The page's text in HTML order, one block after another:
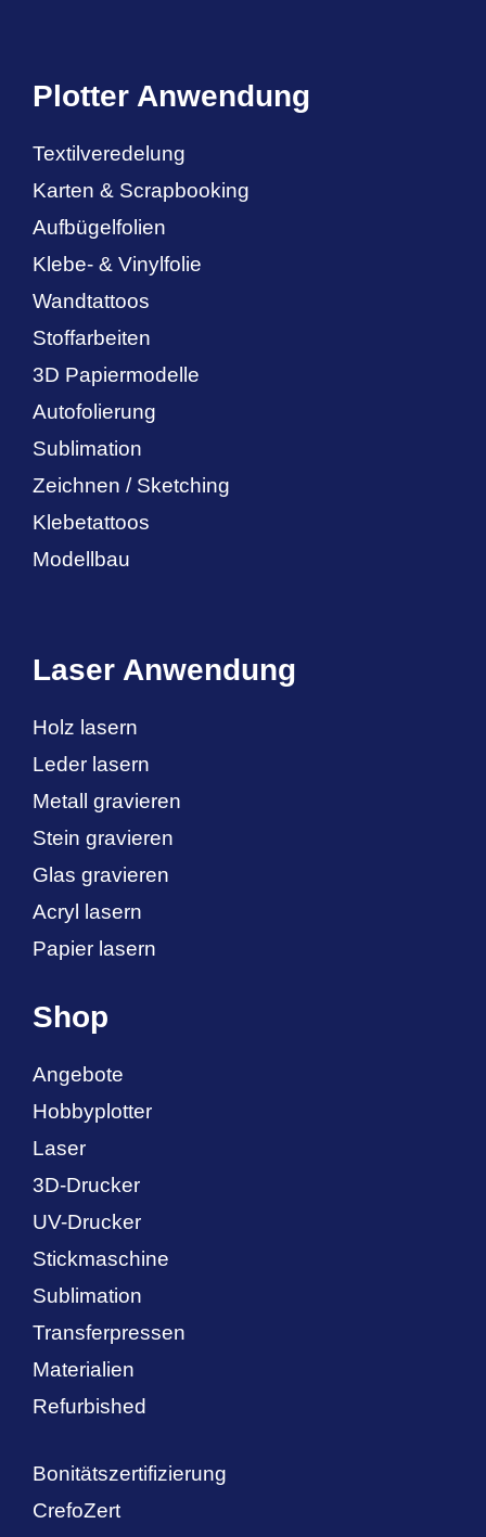
Plotter Anwendung
Textilveredelung
Karten & Scrapbooking
Aufbügelfolien
Klebe- & Vinylfolie
Wandtattoos
Stoffarbeiten
3D Papiermodelle
Autofolierung
Sublimation
Zeichnen / Sketching
Klebetattoos
Modellbau
Laser Anwendung
Holz lasern
Leder lasern
Metall gravieren
Stein gravieren
Glas gravieren
Acryl lasern
Papier lasern
Shop
Angebote
Hobbyplotter
Laser
3D-Drucker
UV-Drucker
Stickmaschine
Sublimation
Transferpressen
Materialien
Refurbished
Bonitätszertifizierung
CrefoZert